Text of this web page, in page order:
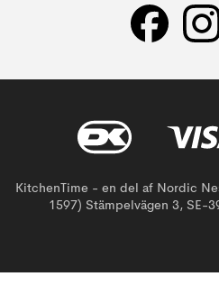
KitchenTime - en del af Nordic
1597) Stämpelvägen 3, SE-